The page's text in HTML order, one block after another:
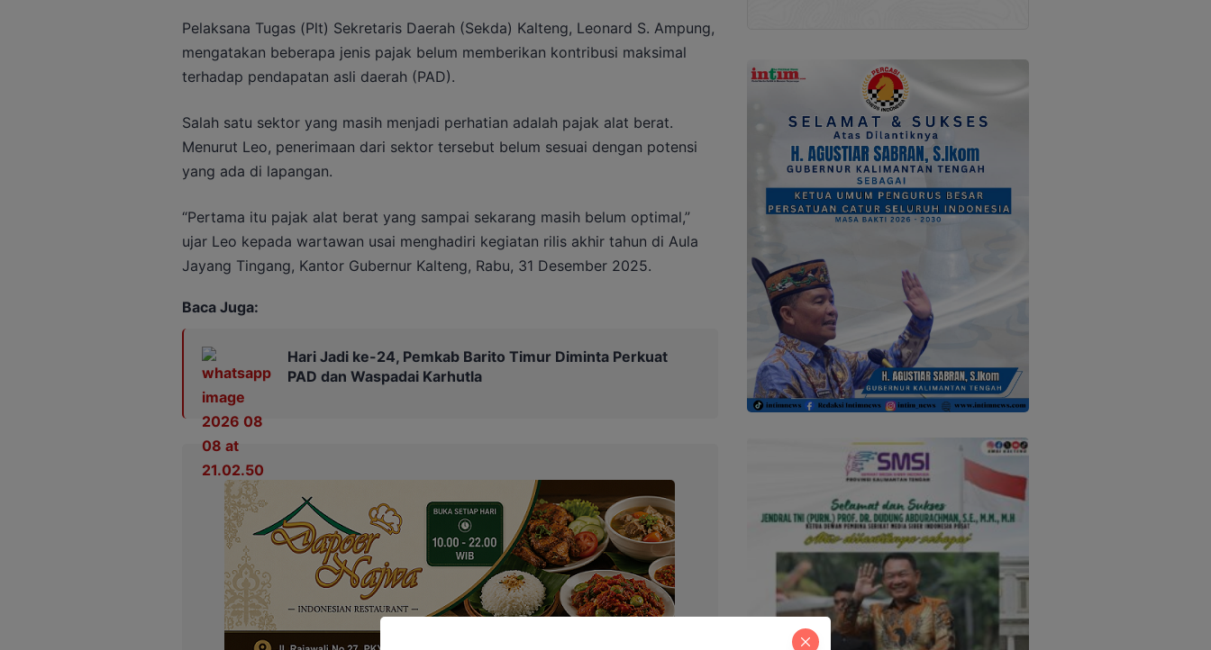
Pelaksana Tugas (Plt) Sekretaris Daerah (Sekda) Kalteng, Leonard S. Ampung,
mengatakan beberapa jenis pajak belum memberikan kontribusi maksimal
terhadap pendapatan asli daerah (PAD).
Salah satu sektor yang masih menjadi perhatian adalah pajak alat berat.
Menurut Leo, penerimaan dari sektor tersebut belum sesuai dengan potensi
yang ada di lapangan.
“Pertama itu pajak alat berat yang sampai sekarang masih belum optimal,”
ujar Leo kepada wartawan usai menghadiri kegiatan rilis akhir tahun di Aula
Jayang Tingang, Kantor Gubernur Kalteng, Rabu, 31 Desember 2025.
Baca Juga:
Hari Jadi ke-24, Pemkab Barito Timur Diminta Perkuat
PAD dan Waspadai Karhutla